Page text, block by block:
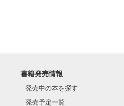
書籍発売情報
発売中の本を探す
発売予定一覧